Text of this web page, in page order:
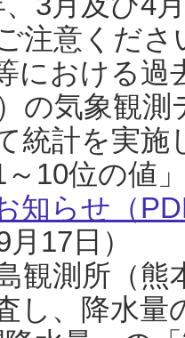
注意くだ
における過
）の気象観
統計を実
～10位の値
知らせ（
17日）
観測所（熊
し、降水